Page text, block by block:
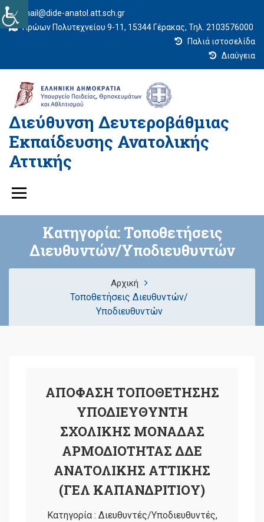
mail@dide-anatol.att.sch.gr
Ηρώων Πολυτεχνείου 9-11, 15344 Γέρακας, Τηλ. 2103576000
Παλιά ιστοσελίδα
Διαύγεια
Διεύθυνση Δευτεροβάθμιας
Εκπαίδευσης Ανατολικής
Αττικής
Κατηγορία: Τοποθετήσεις
Διευθυντών/Υποδιευθυντών
Αρχική
Τοποθετήσεις Διευθυντών/
Υποδιευθυντών
ΑΠΟΦΑΣΗ ΤΟΠΟΘΕΤΗΣΗΣ
ΥΠΟΔΙΕΥΘΥΝΤΗ
ΣΧΟΛΙΚΗΣ ΜΟΝΑΔΑΣ
ΑΡΜΟΔΙΟΤΗΤΑΣ ΔΔΕ
ΑΝΑΤΟΛΙΚΗΣ ΑΤΤΙΚΗΣ
(ΓΕΛ ΚΑΠΑΝΔΡΙΤΙΟΥ)
Κατηγορία : Διευθυντές/Υποδιευθυντές,